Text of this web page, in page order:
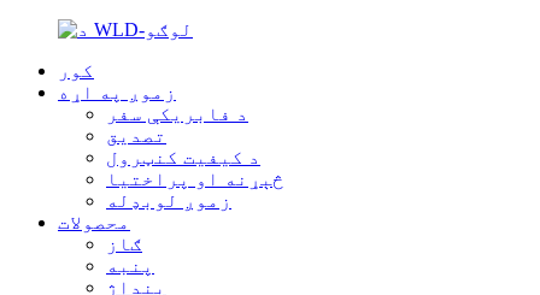
کور
زموږ په اړه
د فابریکې سفر
تصدیق
د کیفیت کنټرول
څېړنه او پراختیا
زموږ لوبډله
محصولات
ګاز
پنبه
بنداژ